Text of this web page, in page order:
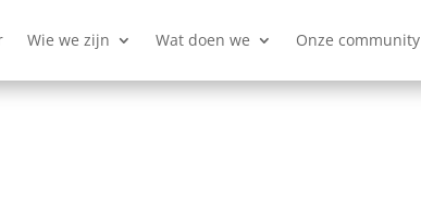
Wie we zijn Wat doen we Onze community